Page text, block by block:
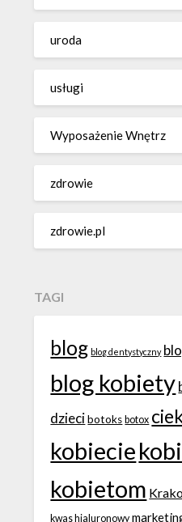
uroda
usługi
Wyposażenie Wnętrz
zdrowie
zdrowie.pl
TAGI
blog blog dentystyczny
blog kobiety
dzieci botoks botox
kobiecie
kobietom
kwas hialuronowy